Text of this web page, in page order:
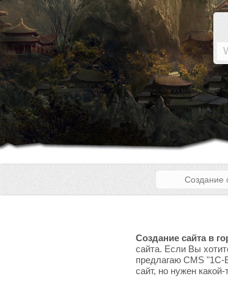
Создание
Создание сайта в
сайта. Если Вы
предлагаю CMS "1C-
сайт, но нужен